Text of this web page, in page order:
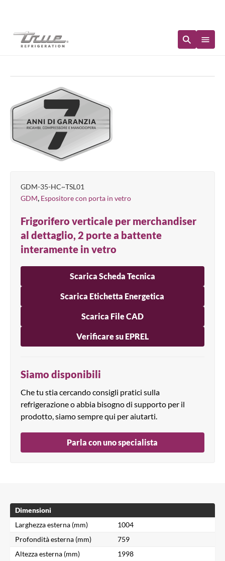
GDM-35-HC~TSL01
GDM Espositore con porta in vetro
Frigorifero verticale per merchandiser
al dettaglio, 2 porte a battente
interamente in vetro
Scarica Scheda Tecnica
Scarica Etichetta Energetica
Scarica File CAD
Verificare su EPREL
Siamo disponibili
Che tu stia cercando consigli pratici sulla
refrigerazione o abbia bisogno di supporto per il
prodotto, siamo sempre qui per aiutarti.
Parla con uno specialista
Dimensioni
Larghezza esterna (mm)
1004
Profondità esterna (mm)
759
Altezza esterna (mm)
1998